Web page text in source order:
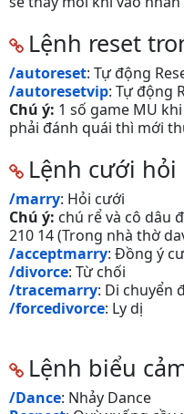
Lệnh reset
/autoreset: Tự động
/autoresetvip: Tự động
Chú ý: 1 số game MU
phải đánh quái thì mới
Lệnh cưới hỏi
/marry: Hỏi cưới
Chú ý: chú rể và cô dâu
210 14 (Trong nhà thờ
/acceptmarry: Đồng ý
/divorce: Từ chối
/tracemarry: Di chuyển
/forcedivorce: Ly dị
Lệnh biểu
/Dance: Nhảy Dance